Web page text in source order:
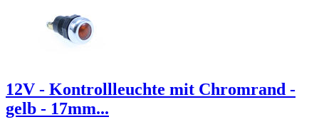
12V - Kontrollleuchte mit Chromrand -
gelb - 17mm...